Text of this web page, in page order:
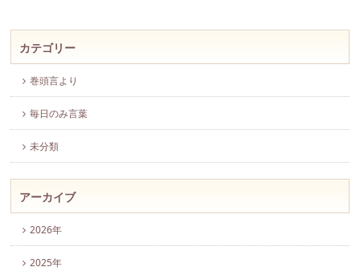
カテゴリー
巻頭言より
毎日のみ言葉
未分類
アーカイブ
2026年
2025年